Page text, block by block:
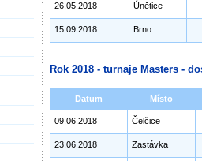
26.05.2018 Únětice
15.09.2018 Brno
Rok 2018 - turnaje Masters -
Datum Místo
09.06.2018 Čelčice
23.06.2018 Zastávka